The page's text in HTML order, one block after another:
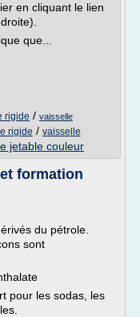
en cliquant le lien
que...
rigide / vaisselle
rigide / vaisselle
jetable couleur
formation
du pétrole.
sont
pour les sodas, les